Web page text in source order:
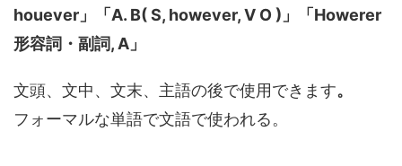
houever」「A. B( S, however, V O )」「Howerer
形容詞・副詞, A」
文頭、文中、文末、主語の後で使用できます。
フォーマルな単語で文語で使われる。